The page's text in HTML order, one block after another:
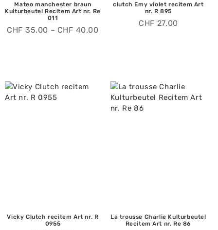
Mateo manchester braun
Kulturbeutel Recitem Art nr. Re
011
CHF 35.00 – CHF 40.00
clutch Emy violet recitem Art
nr. R 895
CHF 27.00
Vicky Clutch recitem Art nr. R
0955
La trousse Charlie Kulturbeutel
Recitem Art nr. Re 86